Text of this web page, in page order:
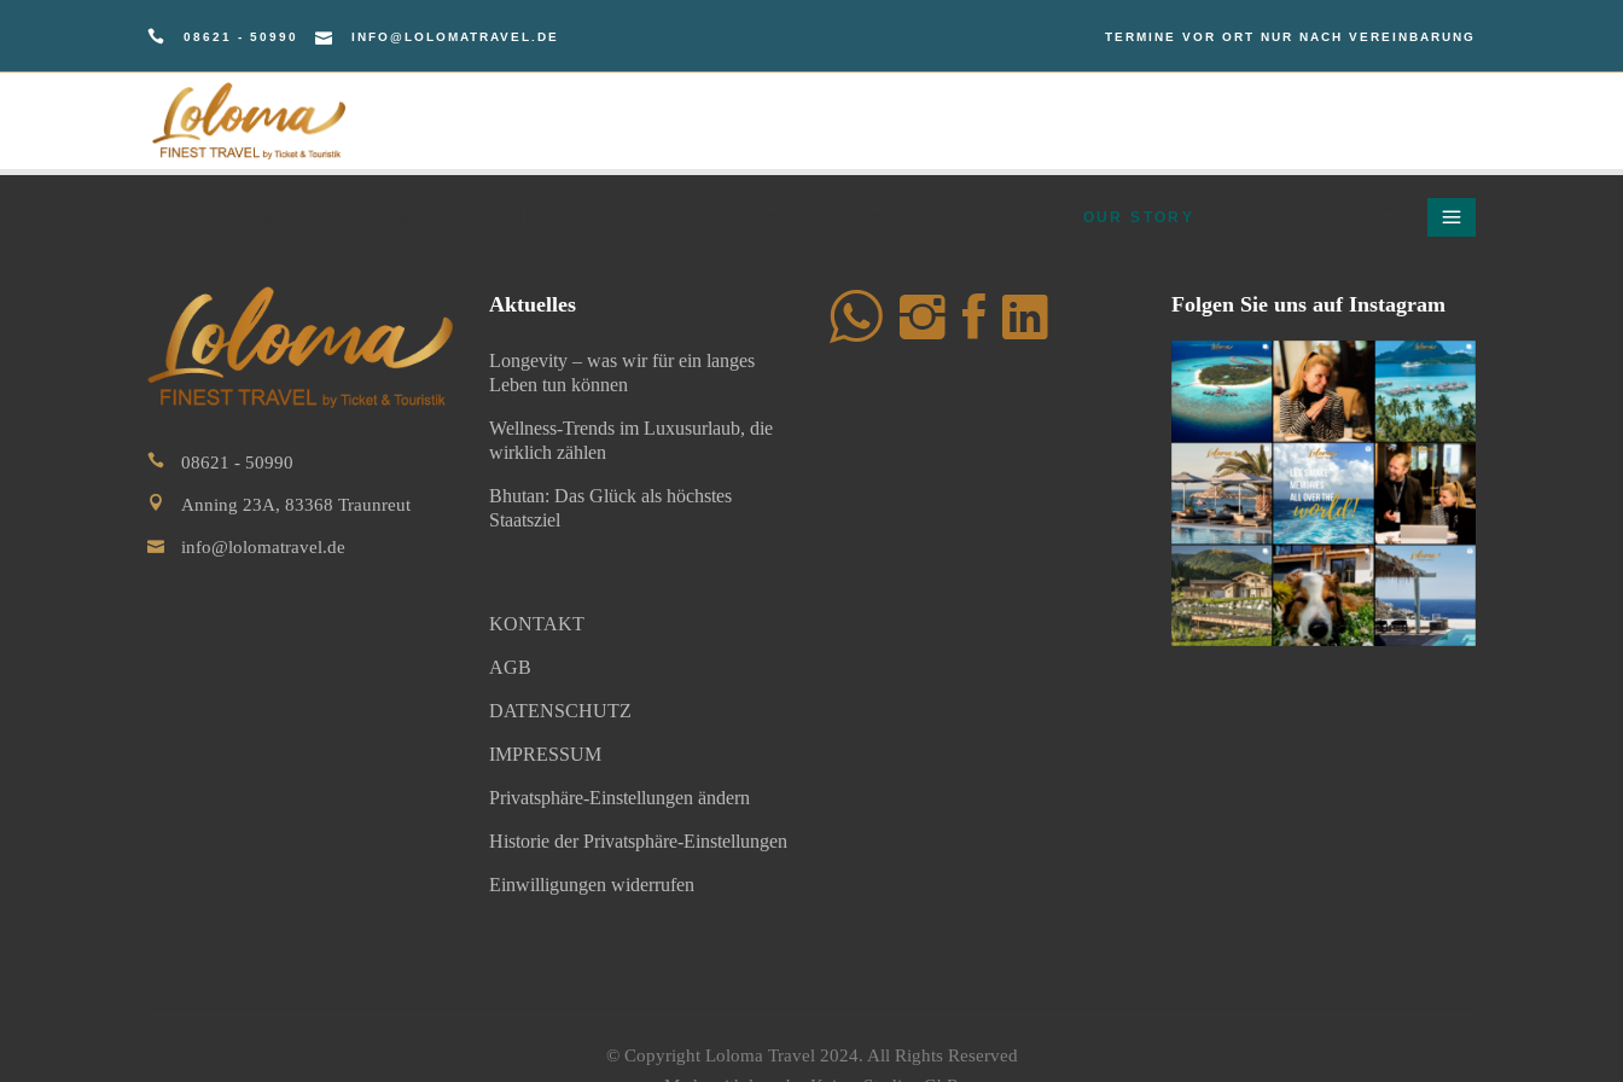
08621 - 50990 INFO@LOLOMATRAVEL.DE TERMINE VOR ORT NUR NACH VEREINBARUNG
OUR STORY
HOME HONEYMOON PRIVATE TRAVEL OUR STORY CONTACT
08621 - 50990
Anning 23A, 83368 Traunreut
info@lolomatravel.de
Aktuelles
Longevity – was wir für ein langes
Leben tun können
Wellness-Trends im Luxusurlaub, die
wirklich zählen
Bhutan: Das Glück als höchstes
Staatsziel
KONTAKT
AGB
DATENSCHUTZ
IMPRESSUM
Privatsphäre-Einstellungen ändern
Historie der Privatsphäre-Einstellungen
Einwilligungen widerrufen
Folgen Sie uns auf Instagram
© Copyright Loloma Travel 2024. All Rights Reserved